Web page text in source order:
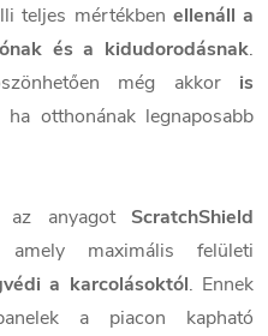
teljes mértékben ellenáll a
és a kidudorodásnak.
még akkor is
ha otthonának legnaposabb
anyagot ScratchShield
amely maximális felületi
a karcolásoktól. Ennek
a piacon kapható